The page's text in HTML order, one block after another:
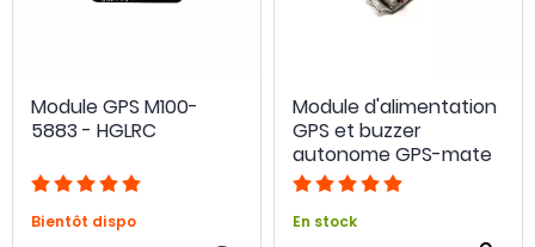
Module GPS M100-
5883 - HGLRC
Bientôt dispo
Module d'alimentation
GPS et buzzer
autonome GPS-mate
- Vifly
En stock